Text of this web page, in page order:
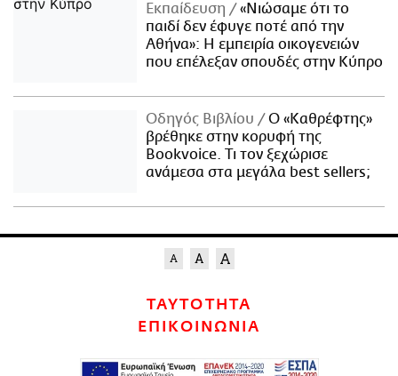
Εκπαίδευση
«Νιώσαμε ότι το
παιδί δεν έφυγε ποτέ από την
Αθήνα»: Η εμπειρία οικογενειών
που επέλεξαν σπουδές στην Κύπρο
Οδηγός Βιβλίου
Ο «Καθρέφτης»
βρέθηκε στην κορυφή της
Bookvoice. Τι τον ξεχώρισε
ανάμεσα στα μεγάλα best sellers;
ΤΑΥΤΟΤΗΤΑ
ΕΠΙΚΟΙΝΩΝΙΑ